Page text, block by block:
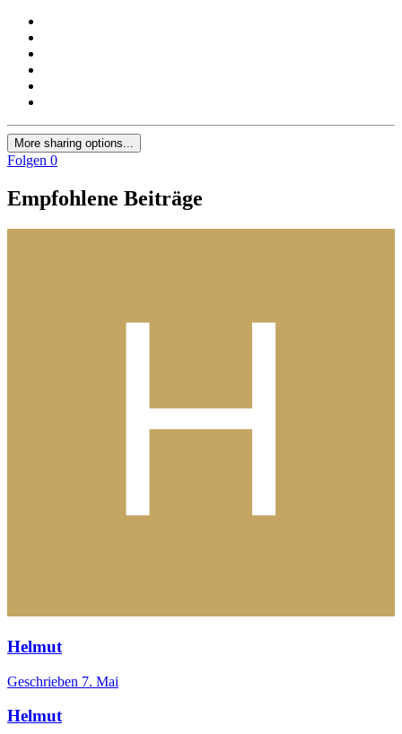
More sharing options...
Folgen 0
Empfohlene Beiträge
Helmut
Geschrieben 7. Mai
Helmut